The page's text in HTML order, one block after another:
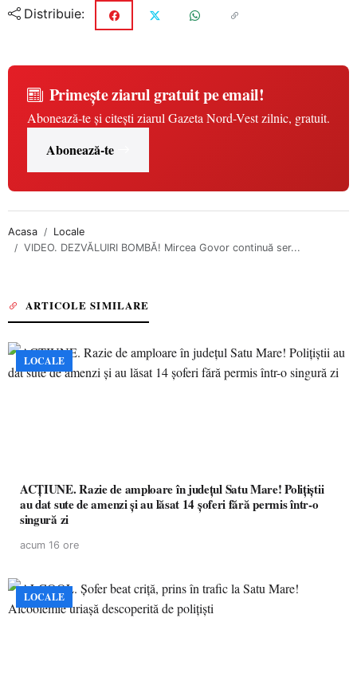
Distribuie:
Primește ziarul gratuit pe email!
Abonează-te și citești ziarul Gazeta Nord-Vest zilnic, gratuit.
Abonează-te
Acasa
Locale
VIDEO. DEZVĂLUIRI BOMBĂ! Mircea Govor continuă ser...
ARTICOLE SIMILARE
LOCALE
ACȚIUNE. Razie de amploare în județul Satu Mare! Polițiștii
au dat sute de amenzi și au lăsat 14 șoferi fără permis într-o
singură zi
acum 16 ore
LOCALE